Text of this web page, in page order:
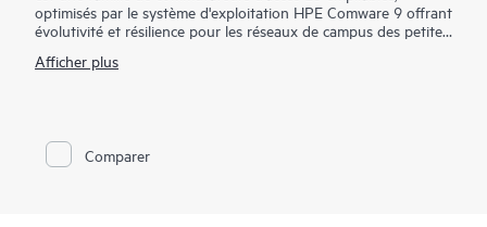
optimisés par le système d'exploitation HPE Comware 9 offrant
évolutivité et résilience pour les réseaux de campus des petites,
90 watts de PoE 802.3bt par port, cette série flexible offre
sécurité et performances à vos clients, serveurs et appareils
Afficher plus
Comparer